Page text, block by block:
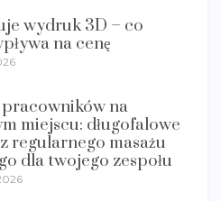
wydruk 3D – co
na cenę
na
miejscu: długofalowe
regularnego masażu
dla twojego zespołu